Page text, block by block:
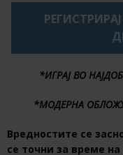
*ИГРАЈ ВО
*МОДЕРНА
Вредностите се
се точни за време